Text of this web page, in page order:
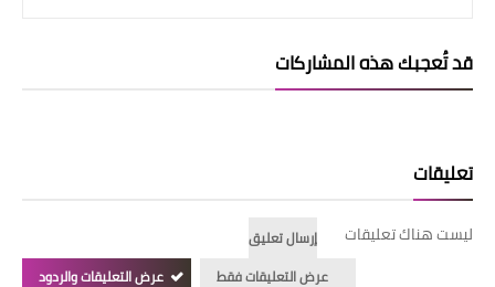
قد تُعجبك هذه المشاركات
تعليقات
ليست هناك تعليقات
إرسال تعليق
عرض التعليقات فقط
عرض التعليقات والردود